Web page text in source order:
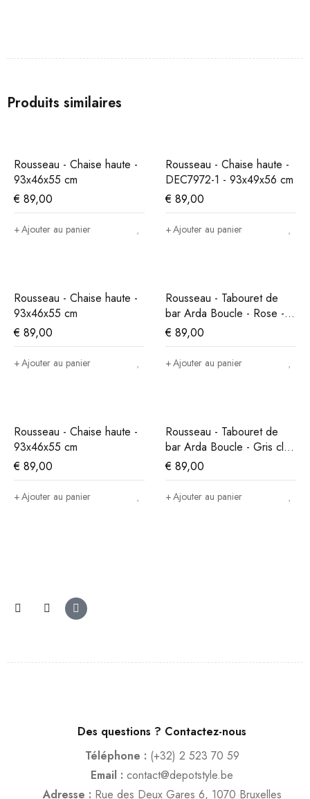
Produits similaires
Rousseau - Chaise haute -
93x46x55 cm
€ 89,00
Ajouter au panier
Rousseau - Chaise haute -
DEC7972-1 - 93x49x56 cm
€ 89,00
Ajouter au panier
Rousseau - Chaise haute -
93x46x55 cm
€ 89,00
Ajouter au panier
Rousseau - Tabouret de
bar Arda Boucle - Rose -
86x49x46 cm
€ 89,00
Ajouter au panier
Rousseau - Chaise haute -
93x46x55 cm
€ 89,00
Ajouter au panier
Rousseau - Tabouret de
bar Arda Boucle - Gris clair
- 86x49x46 cm
€ 89,00
Ajouter au panier
Des questions ? Contactez-nous
Téléphone : (+32) 2 523 70 59
Email : contact@depotstyle.be
Adresse : Rue des Deux Gares 6, 1070 Bruxelles